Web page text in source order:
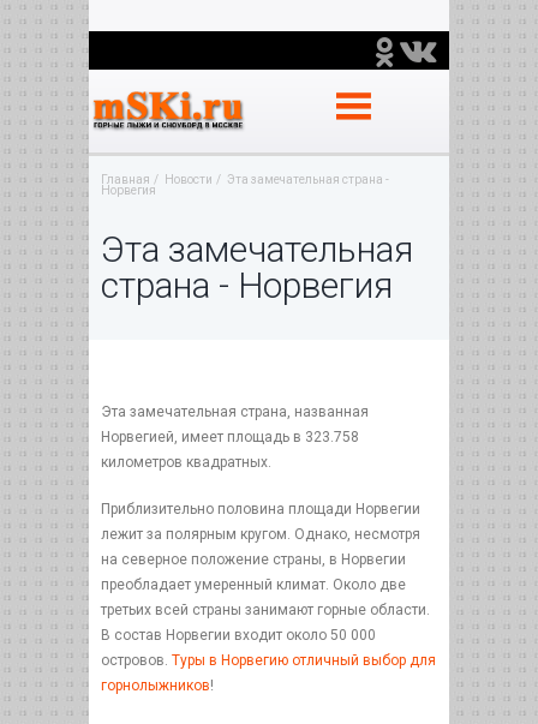
Главная Новости
Эта замечательная страна -
Норвегия
Эта замечательная
страна - Норвегия
Эта замечательная страна, названная
Норвегией, имеет площадь в 323.758
километров квадратных.
Приблизительно половина площади Норвегии
лежит за полярным кругом. Однако, несмотря
на северное положение страны, в Норвегии
преобладает умеренный климат. Около две
третьих всей страны занимают горные области.
В состав Норвегии входит около 50 000
островов. Туры в Норвегию отличный выбор для
горнолыжников!